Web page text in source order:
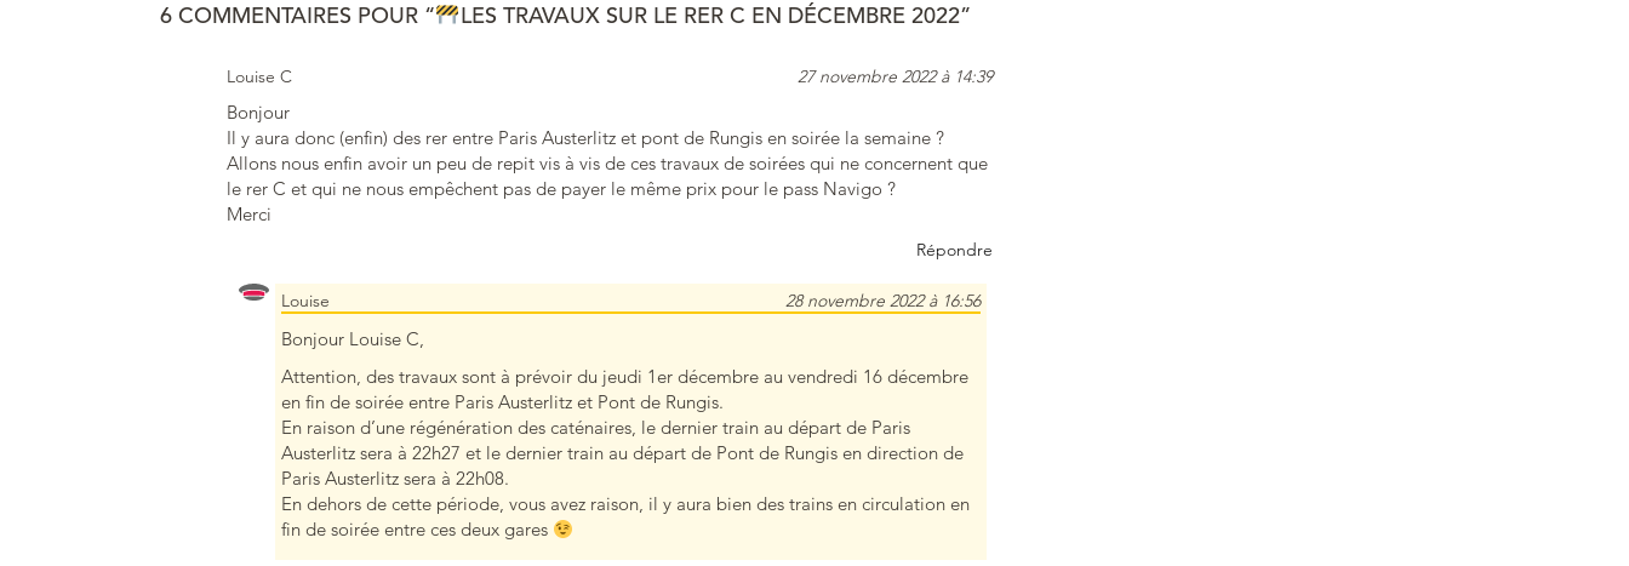
6 COMMENTAIRES POUR “ LES TRAVAUX SUR LE RER C EN DÉCEMBRE 2022”
Louise C 27 novembre 2022 à 14:39
Bonjour
Il y aura donc (enfin) des rer entre Paris Austerlitz et pont de Rungis en soirée la semaine ?
Allons nous enfin avoir un peu de repit vis à vis de ces travaux de soirées qui ne concernent que
le rer C et qui ne nous empêchent pas de payer le même prix pour le pass Navigo ?
Merci
Répondre
Louise 28 novembre 2022 à 16:56
Bonjour Louise C,
Attention, des travaux sont à prévoir du jeudi 1er décembre au vendredi 16 décembre
en fin de soirée entre Paris Austerlitz et Pont de Rungis.
En raison d’une régénération des caténaires, le dernier train au départ de Paris
Austerlitz sera à 22h27 et le dernier train au départ de Pont de Rungis en direction de
Paris Austerlitz sera à 22h08.
En dehors de cette période, vous avez raison, il y aura bien des trains en circulation en
fin de soirée entre ces deux gares